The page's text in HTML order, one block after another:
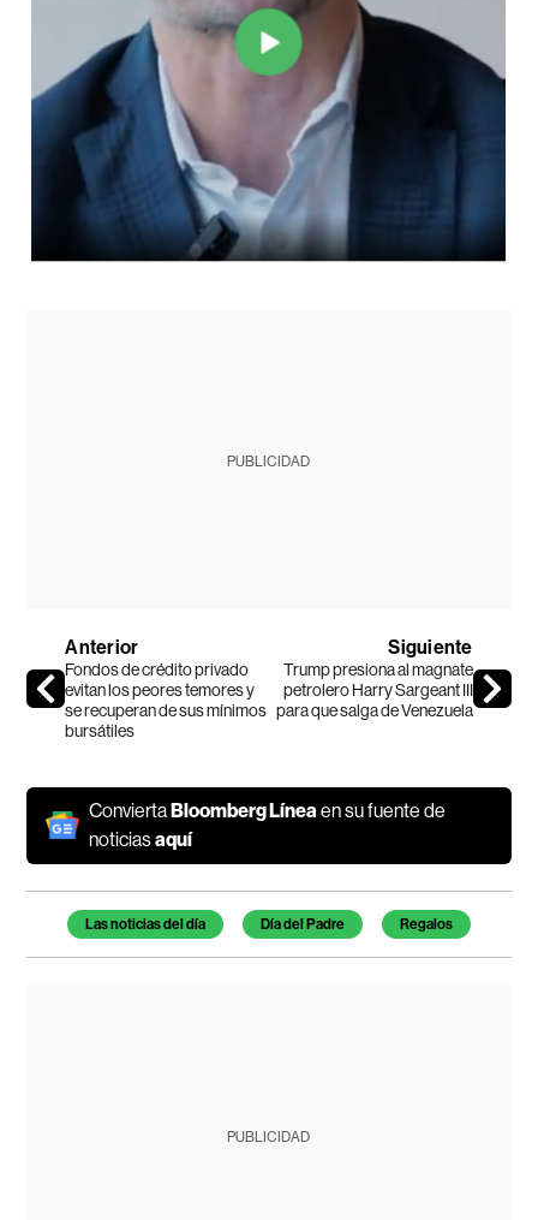
PUBLICIDAD
Anterior
Fondos de crédito privado
evitan los peores temores y
se recuperan de sus mínimos
bursátiles
Siguiente
Trump presiona al magnate
petrolero Harry Sargeant III
para que salga de Venezuela
ConviertaBloomberg Línea en su fuente de
noticiasaquí
Temas de este artículo
Las noticias del día Día del Padre Regalos
PUBLICIDAD